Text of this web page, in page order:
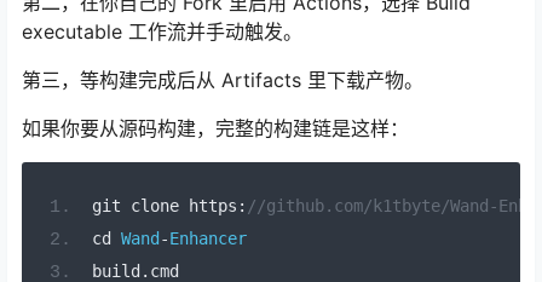
executable 工作流并手动触发。
第三，等构建完成后从 Artifacts 里下载产物。
如果你要从源码构建，完整的构建链是这样：
git clone https : //github.com/k1tbyte/Wand-
cd
Wand -Enhancer
build . cmd